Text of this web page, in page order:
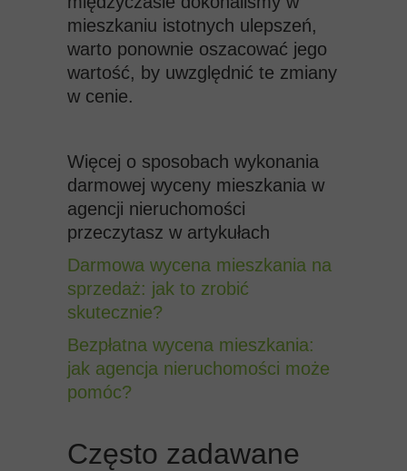
mieszkaniu istotnych ulepszeń,
warto ponownie oszacować jego
wartość, by uwzględnić te zmiany
w cenie.
Więcej o sposobach wykonania
darmowej wyceny mieszkania w
agencji nieruchomości
przeczytasz w artykułach
Darmowa wycena mieszkania na
sprzedaż: jak to zrobić
skutecznie?
Bezpłatna wycena mieszkania:
jak agencja nieruchomości może
pomóc?
Często zadawane